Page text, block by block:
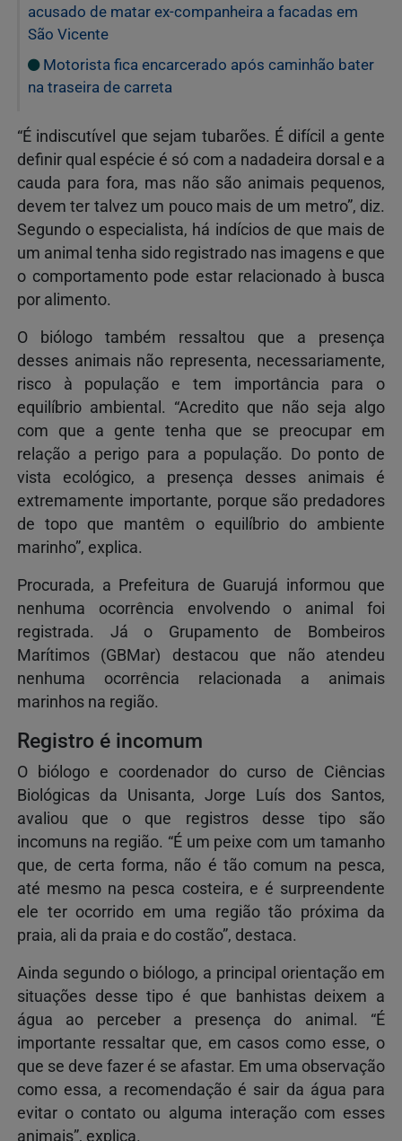
acusado de matar ex-companheira a facadas em
São Vicente
Motorista fica encarcerado após caminhão bater
na traseira de carreta
“É indiscutível que sejam tubarões. É difícil a gente
definir qual espécie é só com a nadadeira dorsal e a
cauda para fora, mas não são animais pequenos,
devem ter talvez um pouco mais de um metro”, diz.
Segundo o especialista, há indícios de que mais de
um animal tenha sido registrado nas imagens e que
o comportamento pode estar relacionado à busca
por alimento.
O biólogo também ressaltou que a presença
desses animais não representa, necessariamente,
risco à população e tem importância para o
equilíbrio ambiental. “Acredito que não seja algo
com que a gente tenha que se preocupar em
relação a perigo para a população. Do ponto de
vista ecológico, a presença desses animais é
extremamente importante, porque são predadores
de topo que mantêm o equilíbrio do ambiente
marinho”, explica.
Procurada, a Prefeitura de Guarujá informou que
nenhuma ocorrência envolvendo o animal foi
registrada. Já o Grupamento de Bombeiros
Marítimos (GBMar) destacou que não atendeu
nenhuma ocorrência relacionada a animais
marinhos na região.
Registro é incomum
O biólogo e coordenador do curso de Ciências
Biológicas da Unisanta, Jorge Luís dos Santos,
avaliou que o que registros desse tipo são
incomuns na região. “É um peixe com um tamanho
que, de certa forma, não é tão comum na pesca,
até mesmo na pesca costeira, e é surpreendente
ele ter ocorrido em uma região tão próxima da
praia, ali da praia e do costão”, destaca.
Ainda segundo o biólogo, a principal orientação em
situações desse tipo é que banhistas deixem a
água ao perceber a presença do animal. “É
importante ressaltar que, em casos como esse, o
que se deve fazer é se afastar. Em uma observação
como essa, a recomendação é sair da água para
evitar o contato ou alguma interação com esses
animais”, explica.